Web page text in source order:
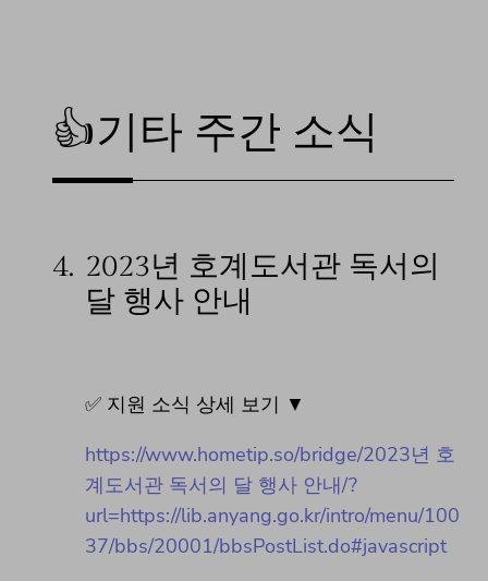
👍기타 주간 소식
4. 2023년 호계도서관 독서의
달 행사 안내
✅ 지원 소식 상세 보기 ▼
https://www.hometip.so/bridge/2023년 호
계도서관 독서의 달 행사 안내/?
url=https://lib.anyang.go.kr/intro/menu/100
37/bbs/20001/bbsPostList.do#javascript